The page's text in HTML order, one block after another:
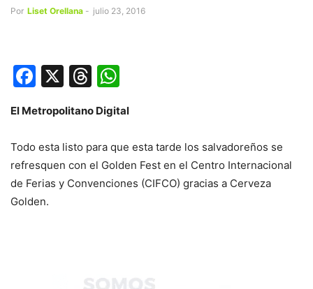
Por Liset Orellana - julio 23, 2016
Facebook
X Threads
El Metropolitano Digital
Todo esta listo para que esta tarde los salvadoreños se
refresquen con el Golden Fest en el Centro Internacional
de Ferias y Convenciones (CIFCO) gracias a Cerveza
Golden.